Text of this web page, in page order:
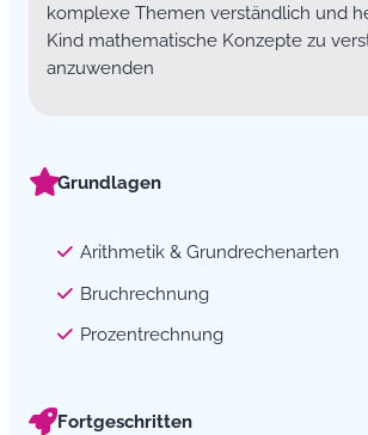
komplexe Themen verständlich und
Kind mathematische Konzepte zu
anzuwenden
Grundlagen
Arithmetik & Grundrechenarten
Bruchrechnung
Prozentrechnung
Fortgeschritten